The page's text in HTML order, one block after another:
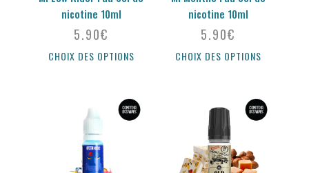
nicotine 10ml
5.90€
CHOIX DES OPTIONS
nicotine 10ml
5.90€
CHOIX DES OPTIONS